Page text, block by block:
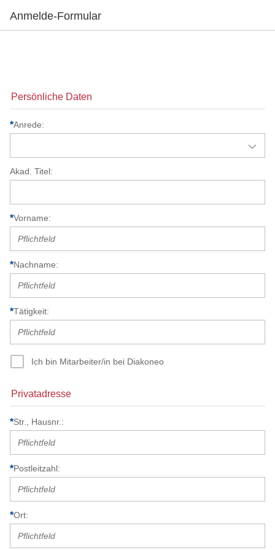
Anmelde-Formular
Persönliche Daten
Anrede
Akad. Titel
Vorname
Nachname
Tätigkeit
Ich bin Mitarbeiter/in bei Diakoneo
Privatadresse
Str., Hausnr.
Postleitzahl
Ort